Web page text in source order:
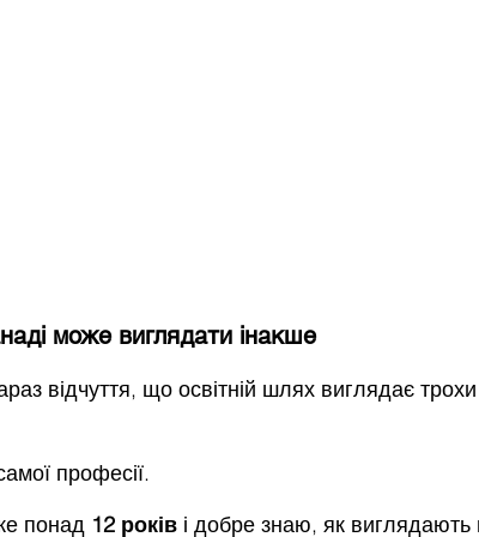
може виглядати інакше
відчуття, що освітній шлях виглядає
професії.
понад 12 років і добре знаю, як виглядають